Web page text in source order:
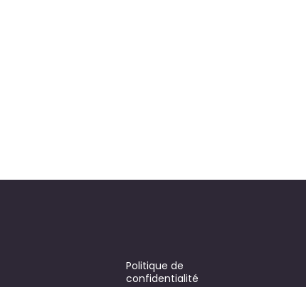
Politique de
confidentialité